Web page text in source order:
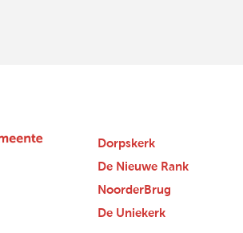
Dorpskerk
De Nieuwe Rank
NoorderBrug
De Uniekerk